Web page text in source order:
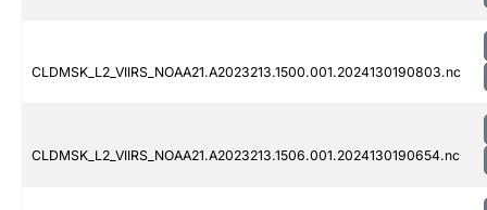
CLDMSK_L2_VIIRS_NOAA21.A2023213.1500.001.2024130190803.nc
CLDMSK_L2_VIIRS_NOAA21.A2023213.1506.001.2024130190654.nc